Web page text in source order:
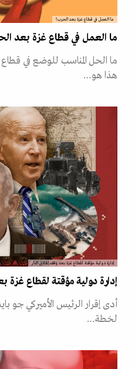
ما العمل في قطاع غزة بعد الحرب؟
ما العمل في قطاع غزة بعد
ما الحل المناسب للوضع في
هذا هو…
إدارة دولية مؤقتة لقطاع غزة بعد وقف إطلاق النار
إدارة دولية مؤقتة لقطاع غزة
لخطة…